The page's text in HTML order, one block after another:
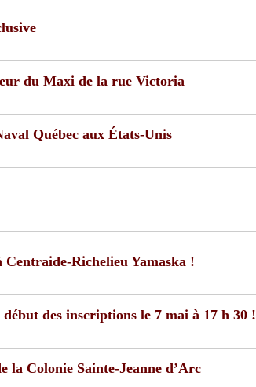
du Maxi de la rue Victoria
Québec aux États-Unis
Richelieu Yamaska !
des inscriptions le 7 mai à 17 h 30 !
la Colonie Sainte-Jeanne d’Arc